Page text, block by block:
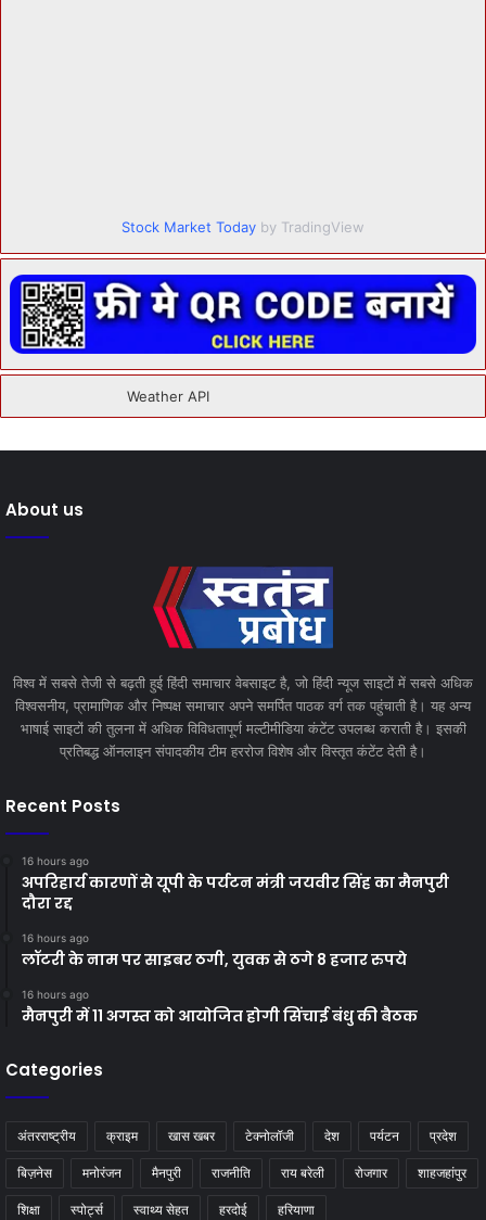
Stock Market Today by TradingView
About us
विश्व में सबसे तेजी से बढ़ती हुई हिंदी समाचार वेबसाइट है, जो हिंदी न्यूज साइटों में सबसे अधिक
विश्वसनीय, प्रामाणिक और निष्पक्ष समाचार अपने समर्पित पाठक वर्ग तक पहुंचाती है। यह अन्य
भाषाई साइटों की तुलना में अधिक विविधतापूर्ण मल्टीमीडिया कंटेंट उपलब्ध कराती है। इसकी
प्रतिबद्ध ऑनलाइन संपादकीय टीम हररोज विशेष और विस्तृत कंटेंट देती है।
Recent Posts
16 hours ago
अपरिहार्य कारणों से यूपी के पर्यटन मंत्री जयवीर सिंह का मैनपुरी
दौरा रद्द
16 hours ago
लॉटरी के नाम पर साइबर ठगी, युवक से ठगे 8 हजार रुपये
16 hours ago
मैनपुरी में 11 अगस्त को आयोजित होगी सिंचाई बंधु की बैठक
Categories
अंतरराष्ट्रीय क्राइम खास खबर टेक्नोलॉजी देश पर्यटन प्रदेश
बिज़नेस मनोरंजन मैनपुरी राजनीति राय बरेली रोजगार शाहजहांपुर
शिक्षा स्पोर्ट्स स्वाथ्य सेहत हरदोई हरियाणा